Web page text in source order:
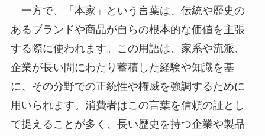
一方で、「本家」という言葉は、伝統や歴史の
あるブランドや商品が自らの根本的な価値を主張
する際に使われます。この用語は、家系や流派、
企業が長い間にわたり蓄積した経験や知識を基
に、その分野での正統性や権威を強調するために
用いられます。消費者はこの言葉を信頼の証とし
て捉えることが多く、長い歴史を持つ企業や製品